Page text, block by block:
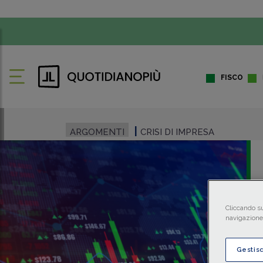
FISCO
ARGOMENTI CRISI DI IMPRESA
Cliccando